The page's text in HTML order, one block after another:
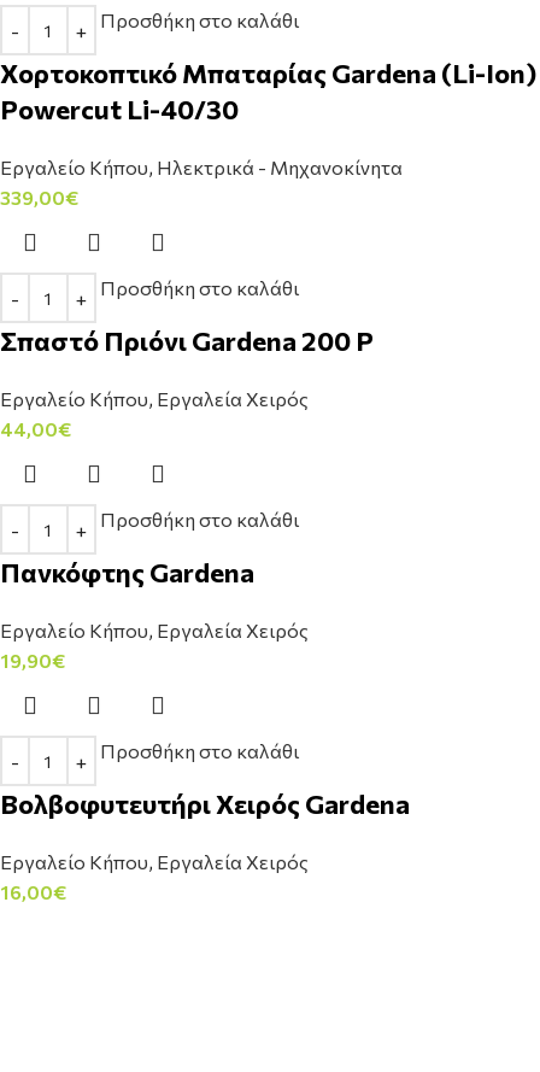
Προσθήκη στο καλάθι
Χορτοκοπτικό Μπαταρίας Gardena (Li-Ion)
Powercut Li-40/30
Εργαλείο Κήπου, Ηλεκτρικά - Μηχανοκίνητα
339,00€
Προσθήκη στο καλάθι
Σπαστό Πριόνι Gardena 200 P
Εργαλείο Κήπου, Εργαλεία Χειρός
44,00€
Προσθήκη στο καλάθι
Πανκόφτης Gardena
Εργαλείο Κήπου, Εργαλεία Χειρός
19,90€
Προσθήκη στο καλάθι
Βολβοφυτευτήρι Χειρός Gardena
Εργαλείο Κήπου, Εργαλεία Χειρός
16,00€